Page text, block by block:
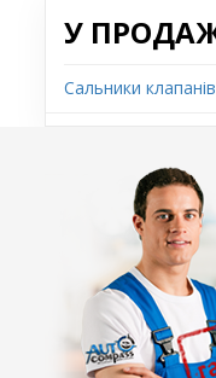
У
Сальники